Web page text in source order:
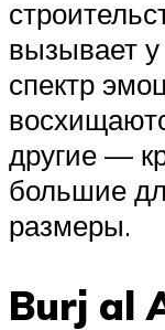
вызывает
спектр
другие —
большие
размеры.
Burj al